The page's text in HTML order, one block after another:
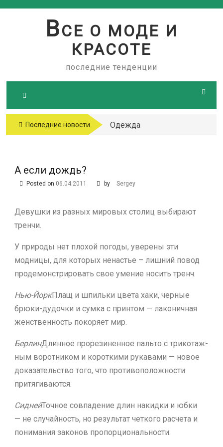
ВСЕ О МОДЕ И
КРАСОТЕ
последние тенденции
Последние новости
Одежда
А если дождь?
Posted on 06.04.2011 by Sergey
Девушки из разных мировых столиц выбирают
тренчи.
У природы нет плохой погоды, уверены эти
модницы, для которых ненастье – лишний повод
продемонстрировать свое умение носить тренч.
Нью-ЙоркПлащ и шпильки цвета хаки, черные
брюки-дудочки и сумка с принтом — лаконичная
женственность покоряет мир.
БерлинДлинное прорезиненное паль­то с трикотаж­
ным воротником и короткими рукавами — новое
доказательство того, что противоположности
притягиваются.
СиднейТочное совпа­дение длин накидки и юбки
— не случайность, но результат четкого расчета и
понимания законов пропорциональности.